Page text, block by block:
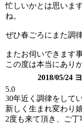
忙しいかとは思いま
ね。
ぜひ春ごろにまた調
またお伺いできます
この度は本当にあり
2018/05/24
5.0
30年近く調律をして
新しく生まれ変わり
2度も来て頂き、ご丁